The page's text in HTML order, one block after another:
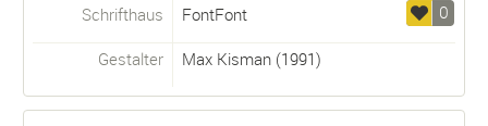
0
Schrifthaus FontFont
Gestalter Max Kisman(1991)